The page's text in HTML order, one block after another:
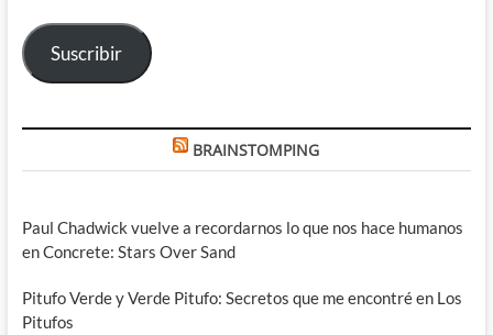
electrónico
Suscribir
BRAINSTOMPING
Paul Chadwick vuelve a recordarnos lo que nos hace humanos
en Concrete: Stars Over Sand
Pitufo Verde y Verde Pitufo: Secretos que me encontré en Los
Pitufos